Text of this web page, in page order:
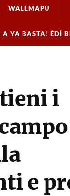
WALLMAPU
YA BASTA! ÊDÎ
i
e